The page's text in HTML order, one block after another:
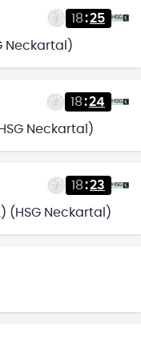
18:25
Neckartal)
18:24
Neckartal)
18:23
(HSG Neckartal)